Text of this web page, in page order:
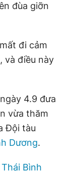
đùa giỡn
đi cảm
và điều này
4.9 đưa
vừa thăm
Đội tàu
Dương.
Thái Bình